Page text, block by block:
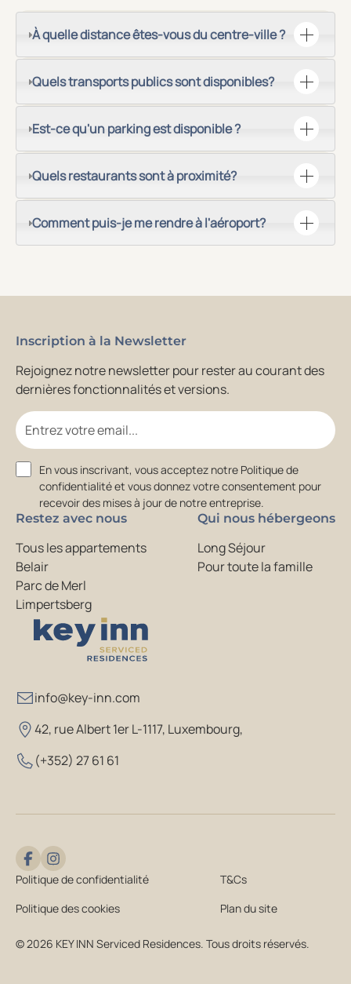
À quelle distance êtes-vous du centre-ville ?
Quels transports publics sont disponibles?
Est-ce qu'un parking est disponible ?
Quels restaurants sont à proximité?
Comment puis-je me rendre à l'aéroport?
info@key-inn.com
42, rue Albert 1er L-1117, Luxembourg,
(+352) 27 61 61
Restez avec nous
Tous les appartements
Belair
Parc de Merl
Limpertsberg
Qui nous hébergeons
Long Séjour
Pour toute la famille
Inscription à la Newsletter
Rejoignez notre newsletter pour rester au courant des
dernières fonctionnalités et versions.
Email
Consent
En vous inscrivant, vous acceptez notre Politique de
confidentialité et vous donnez votre consentement pour
recevoir des mises à jour de notre entreprise.
© 2026 KEY INN Serviced Residences. Tous droits réservés.
Politique de confidentialité
T&Cs
Politique des cookies
Plan du site